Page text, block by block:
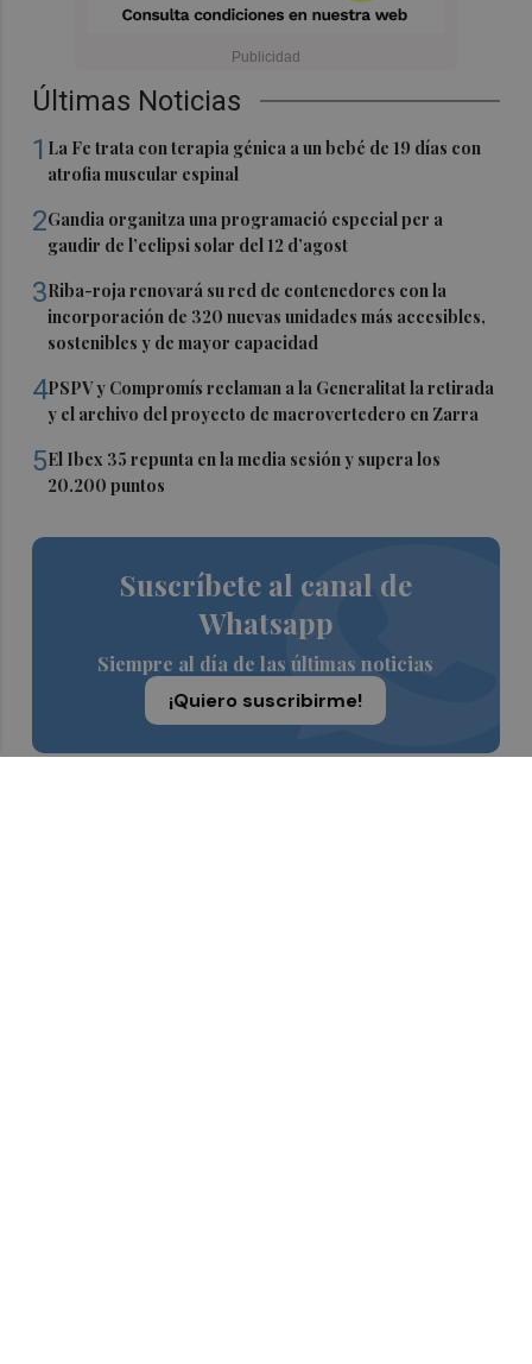
Últimas Noticias
1 La Fe trata con terapia génica a un bebé de 19 días con
atrofia muscular espinal
2Gandia organitza una programació especial per a
gaudir de l’eclipsi solar del 12 d’agost
3Riba-roja renovará su red de contenedores con la
incorporación de 320 nuevas unidades más accesibles,
sostenibles y de mayor capacidad
4PSPV y Compromís reclaman a la Generalitat la retirada
y el archivo del proyecto de macrovertedero en Zarra
5El Ibex 35 repunta en la media sesión y supera los
20.200 puntos
Suscríbete al canal de
Whatsapp
Siempre al día de las últimas noticias
¡Quiero suscribirme!